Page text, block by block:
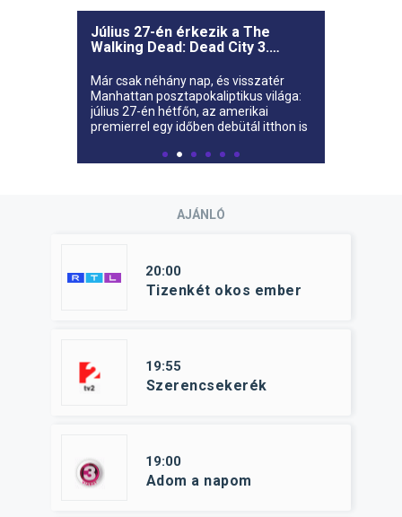
Július 27-én érkezik a The
Walking Dead: Dead City 3.
Már csak néhány nap, és visszatér
Manhattan posztapokaliptikus világa:
július 27-én hétfőn, az amerikai
premierrel egy időben debütál itthon is
City harmadik évada.
AJÁNLÓ
20:00
Tizenkét okos ember
19:55
Szerencsekerék
19:00
Adom a napom